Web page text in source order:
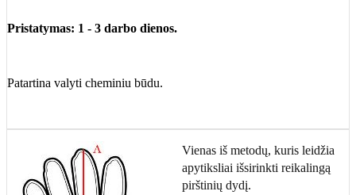
Pristatymas: 1 - 3 darbo dienos.
Patartina valyti cheminiu būdu.
Vienas iš metodų, kuris leidžia
apytiksliai išsirinkti reikalingą
pirštinių dydį.